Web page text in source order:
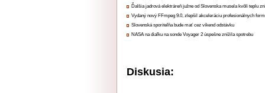
Ďalšia jadrová elektráreň južne od Slovenska musela kvôli teplu
Vydaný nový FFmpeg 9.0, zlepšil akceleráciu profesionálnych
Slovenská sporiteľňa bude mať cez víkend odstávku
NASA na diaľku na sonde Voyager 2 úspešne znížila spotrebu
Diskusia: